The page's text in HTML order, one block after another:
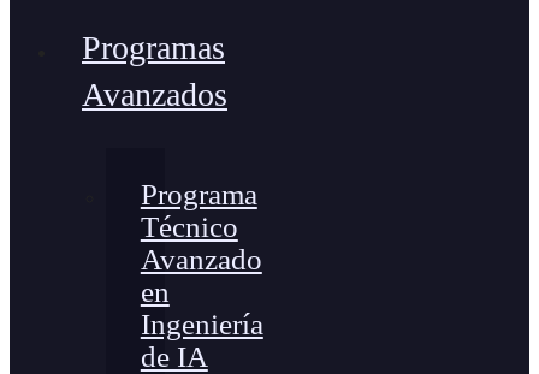
Programas
Avanzados
Programa
Técnico
Avanzado
en
Ingeniería
de IA